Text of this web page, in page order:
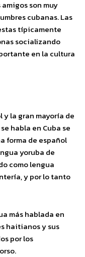
son muy
cubanas. Las
típicamente
socializando
en la cultura
y la gran mayoría de
habla en Cuba se
forma de español
yoruba de
como lengua
y por lo tanto
más hablada en
haitianos y sus
por los